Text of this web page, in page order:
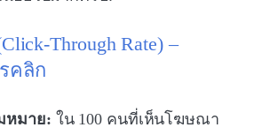
Through Rate) –
คลิก
หมาย: ใน 100 คนที่เห็นโฆษณา